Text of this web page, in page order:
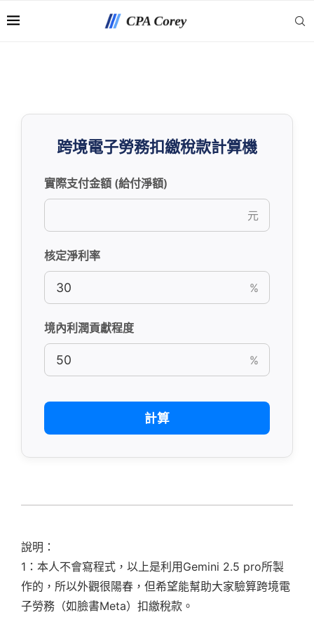
跨境電子勞務扣繳稅款計算機
實際支付金額 (給付淨額)
元
核定淨利率
%
境內利潤貢獻程度
%
計算
說明：
1：本人不會寫程式，以上是利用Gemini 2.5 pro所製
作的，所以外觀很陽春，但希望能幫助大家驗算跨境電
子勞務（如臉書Meta）扣繳稅款。